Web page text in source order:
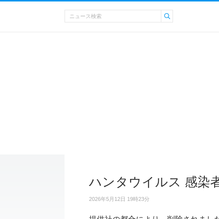
ハンタウイルス 感染
2026年5月12日 19時23分